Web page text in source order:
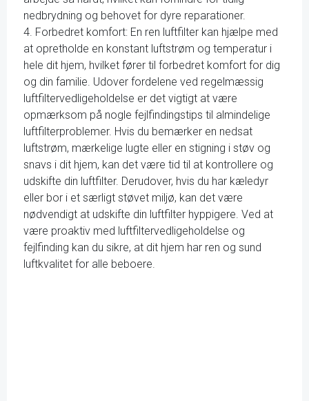
nedbrydning og behovet for dyre reparationer.
4. Forbedret komfort: En ren luftfilter kan hjælpe med
at opretholde en konstant luftstrøm og temperatur i
hele dit hjem, hvilket fører til forbedret komfort for dig
og din familie. Udover fordelene ved regelmæssig
luftfiltervedligeholdelse er det vigtigt at være
opmærksom på nogle fejlfindingstips til almindelige
luftfilterproblemer. Hvis du bemærker en nedsat
luftstrøm, mærkelige lugte eller en stigning i støv og
snavs i dit hjem, kan det være tid til at kontrollere og
udskifte din luftfilter. Derudover, hvis du har kæledyr
eller bor i et særligt støvet miljø, kan det være
nødvendigt at udskifte din luftfilter hyppigere. Ved at
være proaktiv med luftfiltervedligeholdelse og
fejlfinding kan du sikre, at dit hjem har ren og sund
luftkvalitet for alle beboere.